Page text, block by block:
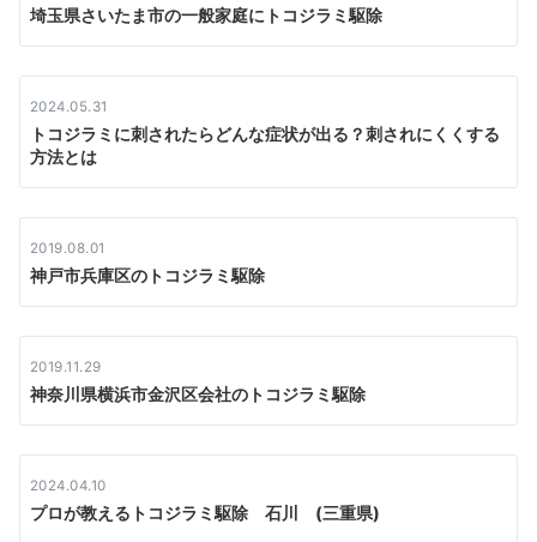
埼玉県さいたま市の一般家庭にトコジラミ駆除
2024.05.31
トコジラミに刺されたらどんな症状が出る？刺されにくくする
方法とは
2019.08.01
神戸市兵庫区のトコジラミ駆除
2019.11.29
神奈川県横浜市金沢区会社のトコジラミ駆除
2024.04.10
プロが教えるトコジラミ駆除 石川 (三重県)